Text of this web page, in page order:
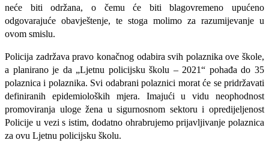
neće biti održana, o čemu će biti blagovremeno upućeno
odgovarajuće obavještenje, te stoga molimo za razumijevanje u
ovom smislu.
Policija zadržava pravo konačnog odabira svih polaznika ove škole,
a planirano je da „Ljetnu policijsku školu – 2021“ pohađa do 35
polaznica i polaznika. Svi odabrani polaznici morat će se pridržavati
definiranih epidemioloških mjera. Imajući u vidu neophodnost
promoviranja uloge žena u sigurnosnom sektoru i opredijeljenost
Policije u vezi s istim, dodatno ohrabrujemo prijavljivanje polaznica
za ovu Ljetnu policijsku školu.